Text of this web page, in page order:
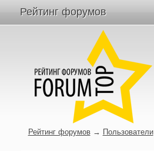
Рейтинг форумов
Рейтинг форумов → Пользователи